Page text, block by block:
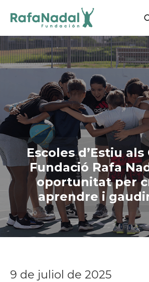
Escoles d’Estiu
Fundació Rafa
oportunitat per
aprendre i
9 de juliol de 2025